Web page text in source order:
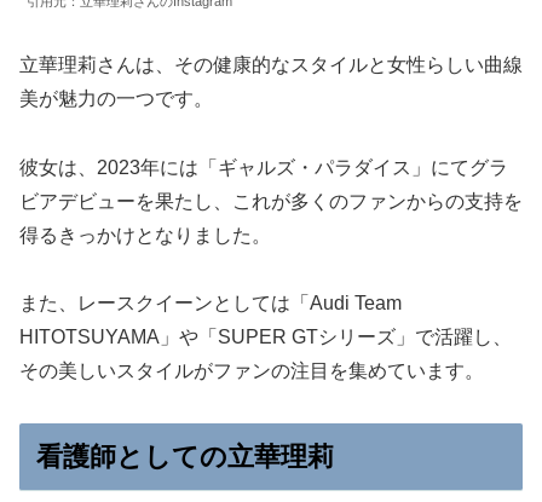
立華理莉さんは、その健康的なスタイルと女性らしい曲線
美が魅力の一つです。
彼女は、2023年には「ギャルズ・パラダイス」にてグラ
ビアデビューを果たし、これが多くのファンからの支持を
得るきっかけとなりました。
また、レースクイーンとしては「Audi Team
HITOTSUYAMA」や「SUPER GTシリーズ」で活躍し、
その美しいスタイルがファンの注目を集めています。
看護師としての立華理莉